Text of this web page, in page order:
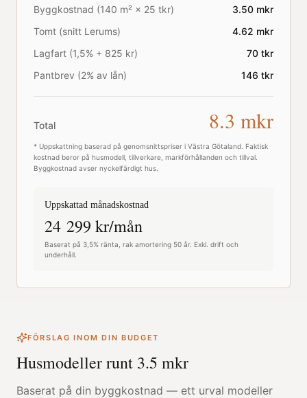
Byggkostnad (140 m² × 25 tkr) 3.50 mkr
Tomt (snitt Lerums) 4.62 mkr
Lagfart (1,5% + 825 kr)
70 tkr
Pantbrev (2% av lån)
146 tkr
Total 8.3 mkr
* Uppskattning baserad på genomsnittspriser i Västra Götaland . Faktisk
kostnad beror på husmodell, tillverkare, markförhållanden och tillval.
Byggkostnad avser nyckelfärdigt hus.
Uppskattad månadskostnad
24 299 kr/mån
Baserat på 3,5% ränta, rak amortering 50 år. Exkl. drift och
underhåll.
FÖRSLAG INOM DIN BUDGET
Husmodeller runt 3.5 mkr
Baserat på din byggkostnad — ett urval modeller